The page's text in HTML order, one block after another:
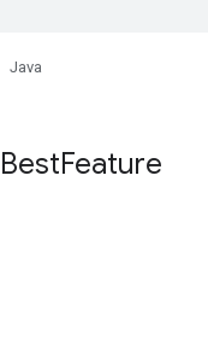
Java
BestFeature